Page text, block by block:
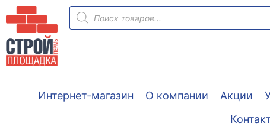
Перейти
содержимому
Поиск
товаров
Интернет-магазин О компании Акции